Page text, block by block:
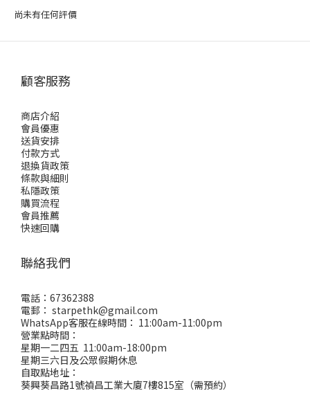
尚未有任何評價
顧客服務
商店介紹
會員優惠
送貨安排
付款方式
退換貨政策
條款與細則
私隱政策
購買流程
會員推薦
快速回購
聯絡我們
電話：67362388
電郵： starpethk@gmail.com
WhatsApp客服在線時間： 11:00am-11:00pm
營業點時間：
星期一二四五 11:00am-18:00pm
星期三六日及公眾假期休息
自取點地址：
葵興葵昌路1號禎昌工業大廈7樓815室（需預約）